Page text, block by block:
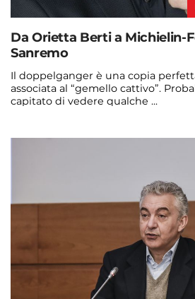
Da Orietta Berti a Michielin-
Sanremo
Il doppelganger è una copia
associata al “gemello cattivo”.
capitato di vedere qualche ...